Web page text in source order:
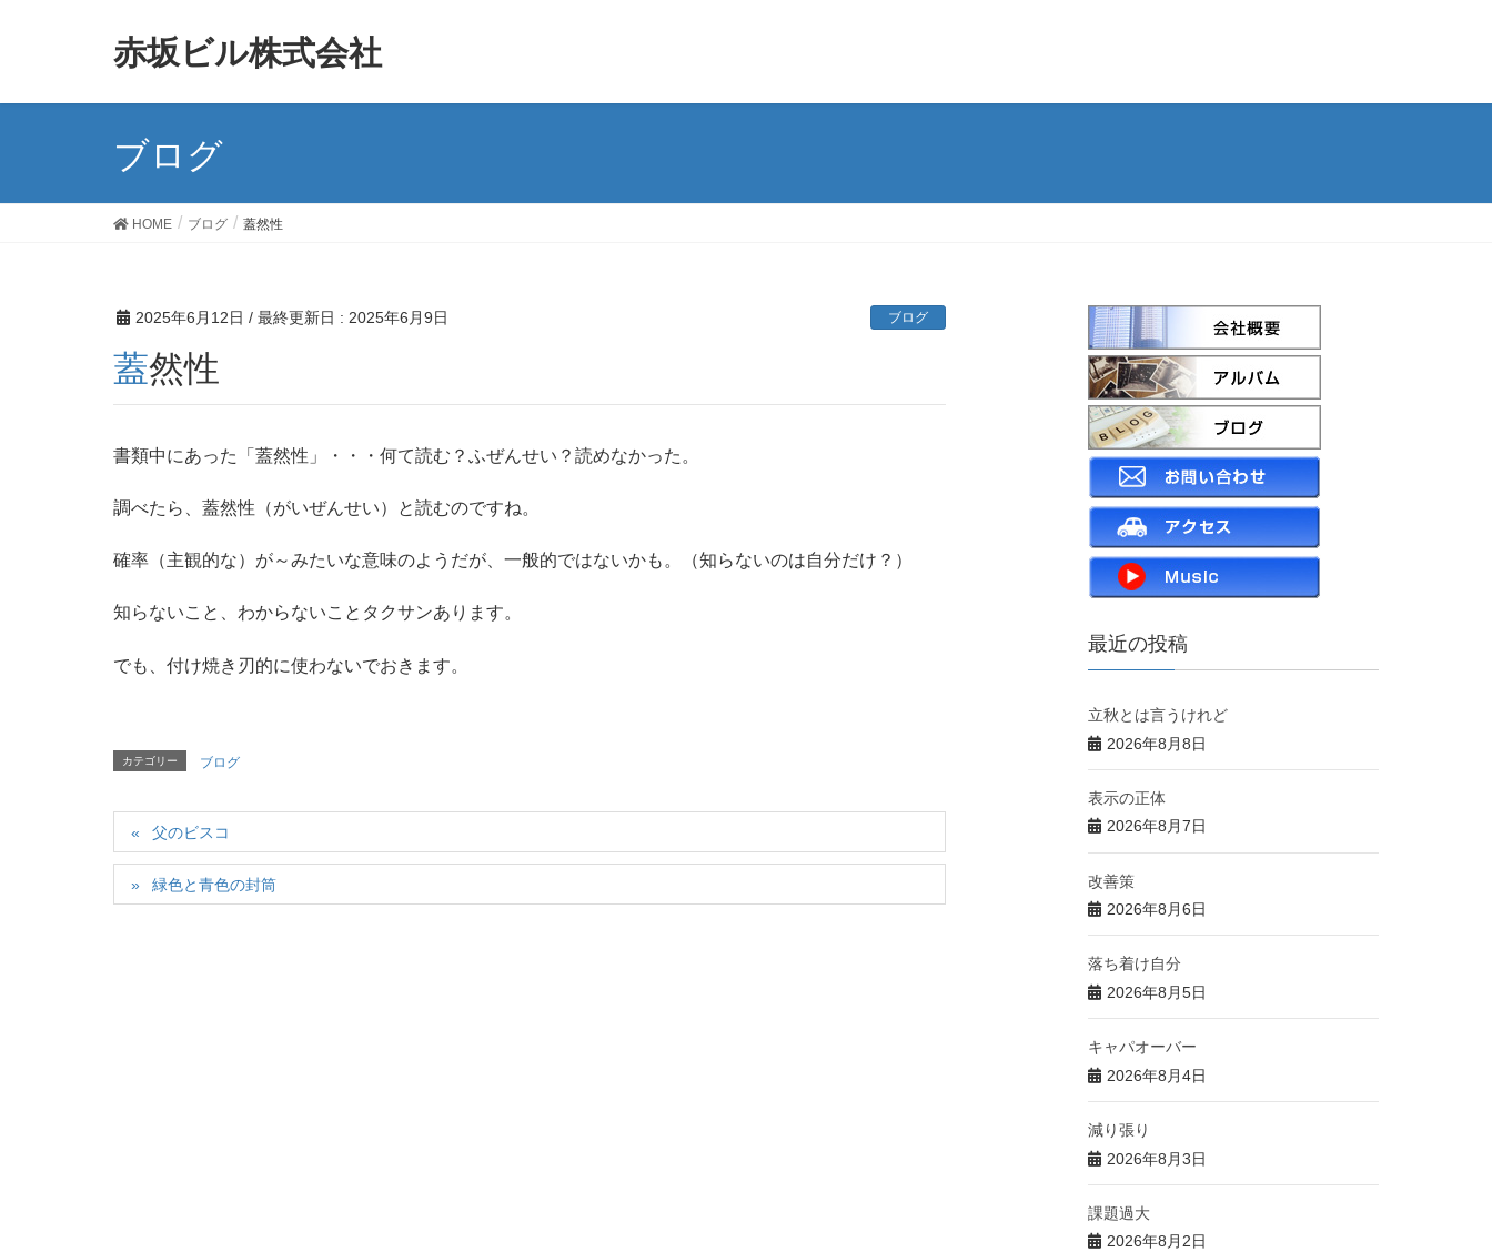
赤坂ビル株式会社
ブログ
HOME ブログ 蓋然性
2025年6月12日 / 最終更新日 : 2025年6月9日 ブログ
蓋然性
書類中にあった「蓋然性」・・・何て読む？ふぜんせい？読めなかった。
調べたら、蓋然性（がいぜんせい）と読むのですね。
確率（主観的な）が～みたいな意味のようだが、一般的ではないかも。（知らないのは自分だけ？）
知らないこと、わからないことタクサンあります。
でも、付け焼き刃的に使わないでおきます。
カテゴリー ブログ
父のビスコ
緑色と青色の封筒
最近の投稿
立秋とは言うけれど
2026年8月8日
表示の正体
2026年8月7日
改善策
2026年8月6日
落ち着け自分
2026年8月5日
キャパオーバー
2026年8月4日
減り張り
2026年8月3日
課題過大
2026年8月2日